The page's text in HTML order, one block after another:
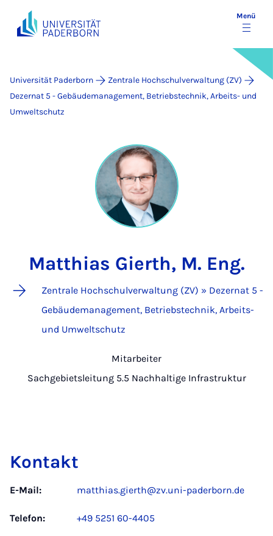
Menü
Universität Paderborn
Zentrale Hochschulverwaltung (ZV)
Dezernat 5 - Gebäudemanagement, Betriebstechnik, Arbeits- und
Umweltschutz
Matthias Gierth, M. Eng.
Zentrale Hochschulverwaltung (ZV) » Dezernat 5 -
Gebäudemanagement, Betriebstechnik, Arbeits-
und Umweltschutz
Mitarbeiter
Sachgebietsleitung 5.5 Nachhaltige Infrastruktur
Kontakt
E-Mail: matthias.gierth@zv.uni-paderborn.de
Telefon: +49 5251 60-4405